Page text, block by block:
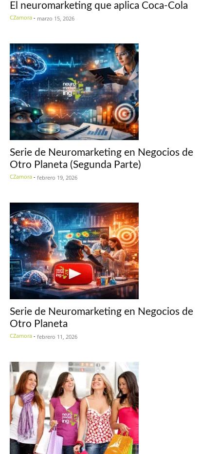
El neuromarketing que aplica Coca-Cola
CZamora - marzo 15, 2026
Serie de Neuromarketing en Negocios de
Otro Planeta (Segunda Parte)
CZamora - febrero 19, 2026
Serie de Neuromarketing en Negocios de
Otro Planeta
CZamora - febrero 11, 2026